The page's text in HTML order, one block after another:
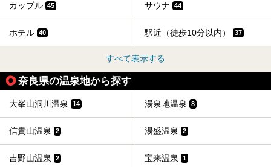
カップル 45 サウナ 44
ホテル 40 駅近（徒歩10分以内） 37
すべて表示する
奈良県の温泉地から探す
大峯山洞川温泉 14 湯泉地温泉 8
信貴山温泉 2 湯盛温泉 2
吉野山温泉 2 宝来温泉 1